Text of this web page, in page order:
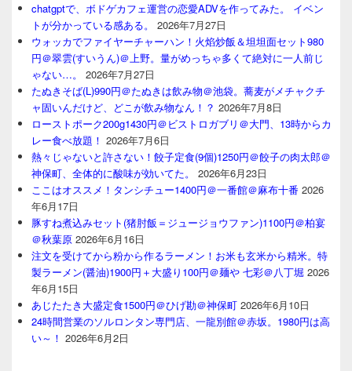
chatgptで、ボドゲカフェ運営の恋愛ADVを作ってみた。 イベン
トが分かっている感ある。
2026年7月27日
ウォッカでファイヤーチャーハン！火焰炒飯＆坦坦面セット980
円＠翠雲(すいうん)＠上野。量がめっちゃ多くて絶対に一人前じ
ゃない…。
2026年7月27日
たぬきそば(L)990円＠たぬきは飲み物＠池袋。蕎麦がメチャクチ
ャ固いんだけど、どこが飲み物なん！？ 2026年7月8日
ローストポーク200g1430円＠ビストロガブリ＠大門、13時からカ
レー食べ放題！ 2026年7月6日
熱々じゃないと許さない！餃子定食(9個)1250円＠餃子の肉太郎＠
神保町、全体的に酸味が効いてた。
2026年6月23日
ここはオススメ！タンシチュー1400円＠一番館＠麻布十番 2026
年6月17日
豚すね煮込みセット(猪肘飯＝ジュージョウファン)1100円＠柏宴
＠秋葉原 2026年6月16日
注文を受けてから粉から作るラーメン！お米も玄米から精米。特
製ラーメン(醤油)1900円＋大盛り100円＠麺や 七彩＠八丁堀 2026
年6月15日
あじたたき大盛定食1500円＠ひげ勘＠神保町 2026年6月10日
24時間営業のソルロンタン専門店、一龍別館＠赤坂。1980円は高
い～！ 2026年6月2日